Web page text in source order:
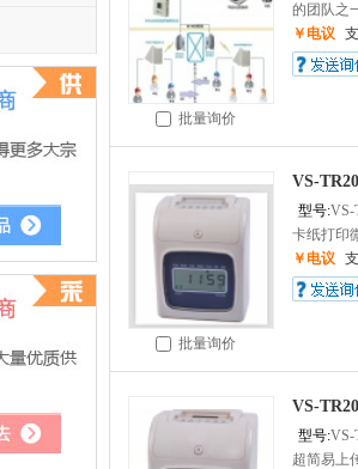
批量询价
的团队之
￥电议
批量询价
VS-
型号:VS-
卡纸打印
￥电议
VS-
型号:VS-
超简易上